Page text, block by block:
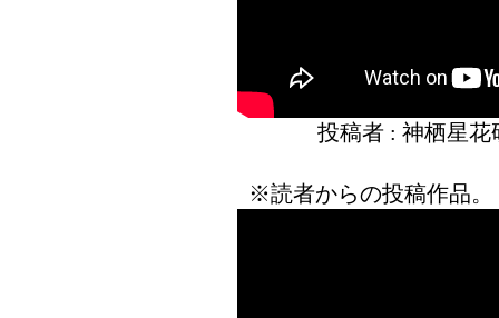
投稿者 : 神栖星
※読者からの投稿作品